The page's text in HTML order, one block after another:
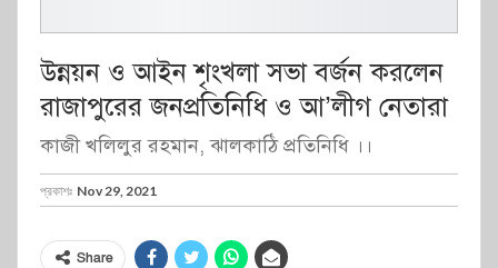
উন্নয়ন ও আইন শৃংখলা সভা বর্জন করলেন
রাজাপুরের জনপ্রতিনিধি ও আ’লীগ নেতারা
কাজী খলিলুর রহমান, ঝালকাঠি প্রতিনিধি ।।
প্রকাশঃ Nov 29, 2021
Share